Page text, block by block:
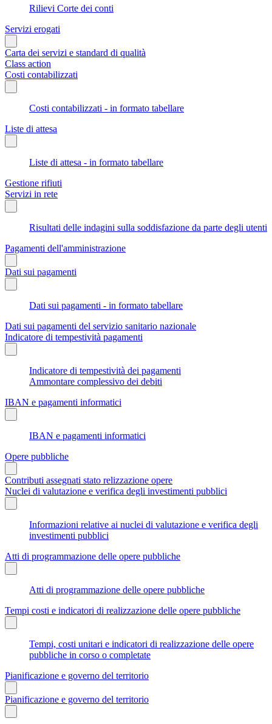
Rilievi Corte dei conti
Servizi erogati
Carta dei servizi e standard di qualità
Class action
Costi contabilizzati
Costi contabilizzati - in formato tabellare
Liste di attesa
Liste di attesa - in formato tabellare
Gestione rifiuti
Servizi in rete
Risultati delle indagini sulla soddisfazione da parte degli utenti
Pagamenti dell'amministrazione
Dati sui pagamenti
Dati sui pagamenti - in formato tabellare
Dati sui pagamenti del servizio sanitario nazionale
Indicatore di tempestività pagamenti
Indicatore di tempestività dei pagamenti
Ammontare complessivo dei debiti
IBAN e pagamenti informatici
IBAN e pagamenti informatici
Opere pubbliche
Contributi assegnati stato relizzazione opere
Nuclei di valutazione e verifica degli investimenti pubblici
Informazioni relative ai nuclei di valutazione e verifica degli
investimenti pubblici
Atti di programmazione delle opere pubbliche
Atti di programmazione delle opere pubbliche
Tempi costi e indicatori di realizzazione delle opere pubbliche
Tempi, costi unitari e indicatori di realizzazione delle opere
pubbliche in corso o completate
Pianificazione e governo del territorio
Pianificazione e governo del territorio